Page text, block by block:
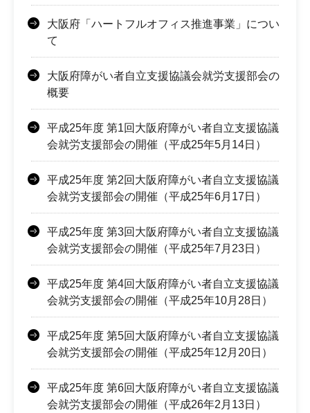
大阪府「ハートフルオフィス推進事業」につい
て
大阪府障がい者自立支援協議会就労支援部会の
概要
平成25年度 第1回大阪府障がい者自立支援協議
会就労支援部会の開催（平成25年5月14日）
平成25年度 第2回大阪府障がい者自立支援協議
会就労支援部会の開催（平成25年6月17日）
平成25年度 第3回大阪府障がい者自立支援協議
会就労支援部会の開催（平成25年7月23日）
平成25年度 第4回大阪府障がい者自立支援協議
会就労支援部会の開催（平成25年10月28日）
平成25年度 第5回大阪府障がい者自立支援協議
会就労支援部会の開催（平成25年12月20日）
平成25年度 第6回大阪府障がい者自立支援協議
会就労支援部会の開催（平成26年2月13日）